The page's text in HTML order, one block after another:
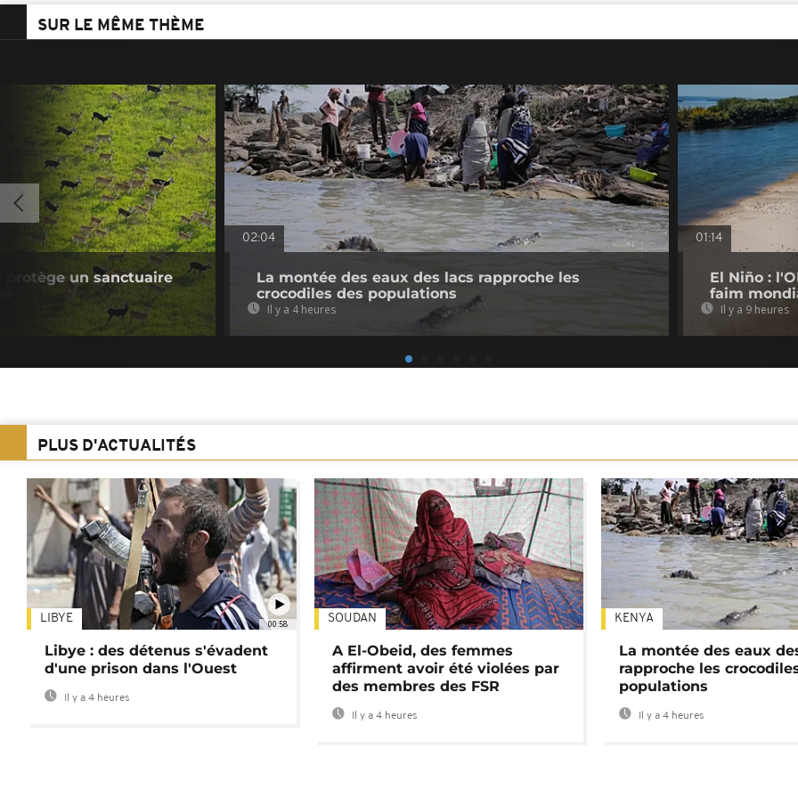
SUR LE MÊME THÈME
protège un sanctuaire
02:04
La montée des eaux des lacs rapproche les
crocodiles des populations
Il y a 4 heures
01:14
El Niño :
faim
Il y a 9 heures
PLUS D'ACTUALITÉS
00:58
LIBYE
Libye : des détenus s'évadent
d'une prison dans l'Ouest
Il y a 4 heures
SOUDAN
A El-Obeid, des femmes
affirment avoir été violées par
des membres des FSR
Il y a 4 heures
KENYA
La montée des eaux
rapproche les
populations
Il y a 4 heures